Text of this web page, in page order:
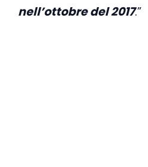
nell’ottobre del 2017.”